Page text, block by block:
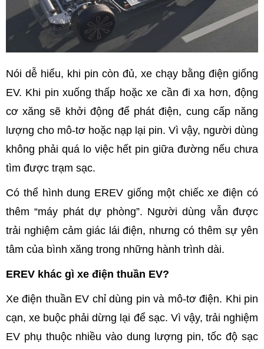
Nói dễ hiểu, khi pin còn đủ, xe chạy bằng điện giống
EV. Khi pin xuống thấp hoặc xe cần đi xa hơn, động
cơ xăng sẽ khởi động để phát điện, cung cấp năng
lượng cho mô-tơ hoặc nạp lại pin. Vì vậy, người dùng
không phải quá lo việc hết pin giữa đường nếu chưa
tìm được trạm sạc.
Có thể hình dung EREV giống một chiếc xe điện có
thêm “máy phát dự phòng”. Người dùng vẫn được
trải nghiệm cảm giác lái điện, nhưng có thêm sự yên
tâm của bình xăng trong những hành trình dài.
EREV khác gì xe điện thuần EV?
Xe điện thuần EV chỉ dùng pin và mô-tơ điện. Khi pin
cạn, xe buộc phải dừng lại để sạc. Vì vậy, trải nghiệm
EV phụ thuộc nhiều vào dung lượng pin, tốc độ sạc